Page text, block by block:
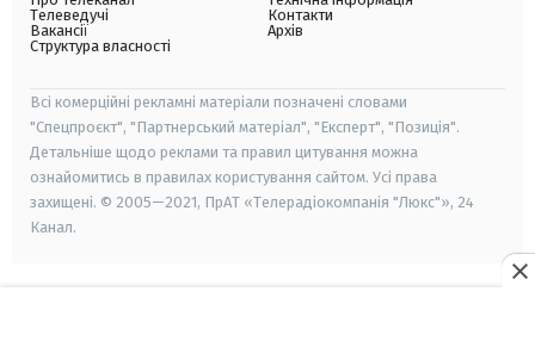
Телеведучі
Вакансії
Структура власності
Контакти
Архів
Всі комерційні рекламні матеріали позначені словами
"Спецпроєкт", "Партнерський матеріал", "Експерт", "Позиція".
Детальніше щодо реклами та правил цитування можна
ознайомитись в правилах користування сайтом. Усі права
захищені. © 2005—2021, ПрАТ «Телерадіокомпанія "Люкс"», 24
Канал.